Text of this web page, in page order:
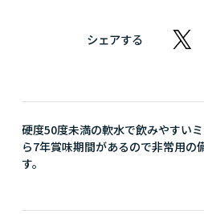
シェアする
硬度50度未満の軟水で飲みやすい
ら7年賞味期間があるので非常用の
す。